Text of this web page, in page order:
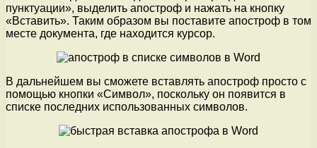
пунктуации», выделить апостроф и нажать на кнопку
«Вставить». Таким образом вы поставите апостроф в том
месте документа, где находится курсор.
В дальнейшем вы сможете вставлять апостроф просто с
помощью кнопки «Символ», поскольку он появится в
списке последних использованных символов.